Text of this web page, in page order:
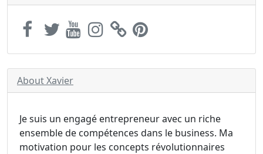
About Xavier
Je suis un engagé entrepreneur avec un riche
ensemble de compétences dans le business. Ma
motivation pour les concepts révolutionnaires